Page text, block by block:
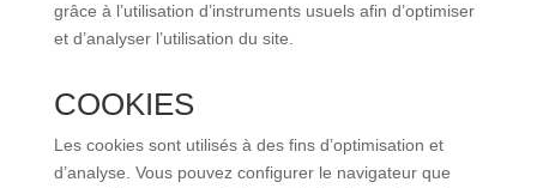
grâce à l’utilisation d’instruments usuels afin d’optimiser
et d’analyser l’utilisation du site.
COOKIES
Les cookies sont utilisés à des fins d’optimisation et
d’analyse. Vous pouvez configurer le navigateur que